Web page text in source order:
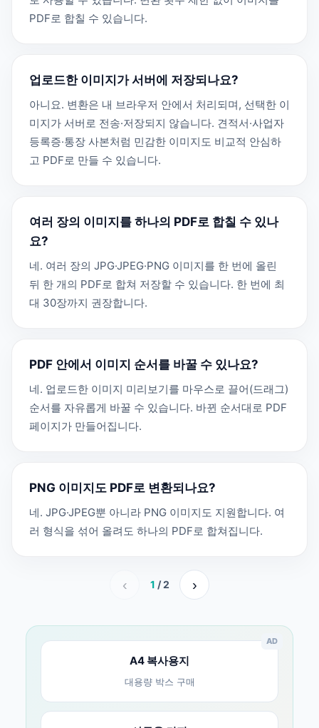
PDF로 합칠 수 있습니다.
업로드한 이미지가 서버에 저장되나요?
아니요. 변환은 내 브라우저 안에서 처리되며, 선택한 이
미지가 서버로 전송·저장되지 않습니다. 견적서·사업자
등록증·통장 사본처럼 민감한 이미지도 비교적 안심하
고 PDF로 만들 수 있습니다.
여러 장의 이미지를 하나의 PDF로 합칠 수 있나
요?
네. 여러 장의 JPG·JPEG·PNG 이미지를 한 번에 올린
뒤 한 개의 PDF로 합쳐 저장할 수 있습니다. 한 번에 최
대 30장까지 권장합니다.
PDF 안에서 이미지 순서를 바꿀 수 있나요?
네. 업로드한 이미지 미리보기를 마우스로 끌어(드래그)
순서를 자유롭게 바꿀 수 있습니다. 바뀐 순서대로 PDF
페이지가 만들어집니다.
PNG 이미지도 PDF로 변환되나요?
네. JPG·JPEG뿐 아니라 PNG 이미지도 지원합니다. 여
러 형식을 섞어 올려도 하나의 PDF로 합쳐집니다.
‹ 1 / 2 ›
AD
A4 복사용지
대용량 박스 구매